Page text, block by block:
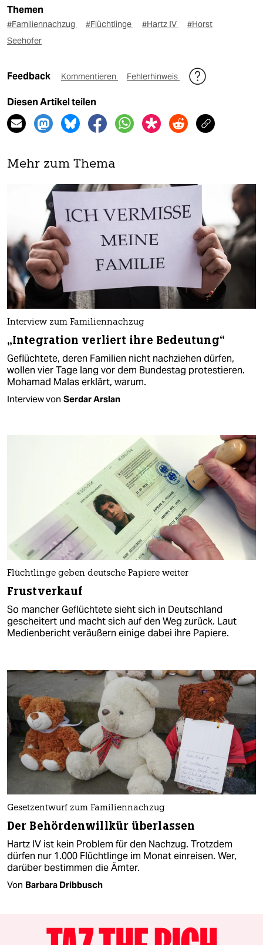
Themen
#Familiennachzug #Flüchtlinge #Hartz IV
#Horst
Seehofer
Feedback Kommentieren Fehlerhinweis
Diesen Artikel teilen
Mehr zum Thema
Interview zum Familiennachzug
„Integration verliert ihre Bedeutung“
Geflüchtete, deren Familien nicht nachziehen dürfen,
wollen vier Tage lang vor dem Bundestag protestieren.
Mohamad Malas erklärt, warum.
Interview von Serdar Arslan
Flüchtlinge geben deutsche Papiere weiter
Frustverkauf
So mancher Geflüchtete sieht sich in Deutschland
gescheitert und macht sich auf den Weg zurück. Laut
Medienbericht veräußern einige dabei ihre Papiere.
Gesetzentwurf zum Familiennachzug
Der Behördenwillkür überlassen
Hartz IV ist kein Problem für den Nachzug. Trotzdem
dürfen nur 1.000 Flüchtlinge im Monat einreisen. Wer,
darüber bestimmen die Ämter.
Von Barbara Dribbusch